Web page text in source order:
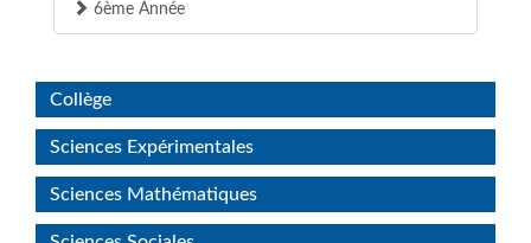
6ème Année
Collège
Sciences Expérimentales
Sciences Mathématiques